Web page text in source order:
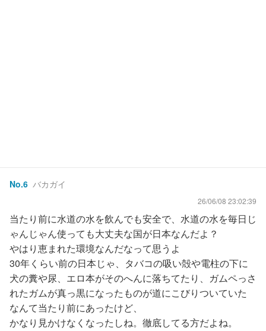
No.6 バカガイ
26/06/08 23:02:39
当たり前に水道の水を飲んでも安全で、水道の水を毎日じ
ゃんじゃん使っても大丈夫な国が日本なんだよ？
やはり恵まれた環境なんだなって思うよ
30年くらい前の日本じゃ、タバコの吸い殻や電柱の下に
犬の糞や尿、エロ本がそのへんに落ちてたり、ガムペっさ
れたガムが真っ黒になったものが道にこびりついていた
なんて当たり前にあったけど、
かなり見かけなくなったしね。徹底してる方だよね。